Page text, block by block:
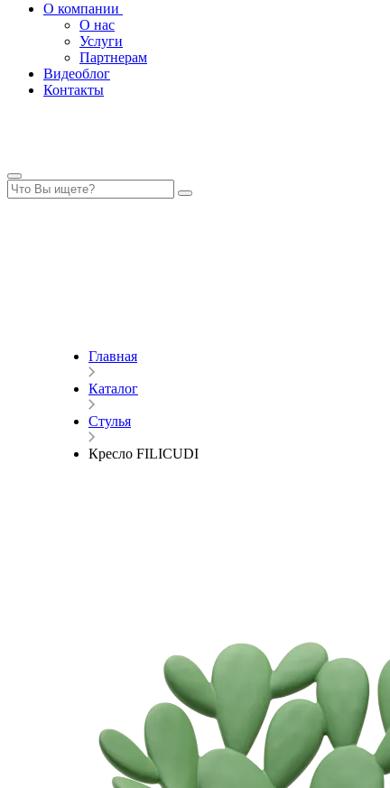
О компании
О нас
Услуги
Партнерам
Видеоблог
Контакты
Главная
Каталог
Стулья
Кресло FILICUDI